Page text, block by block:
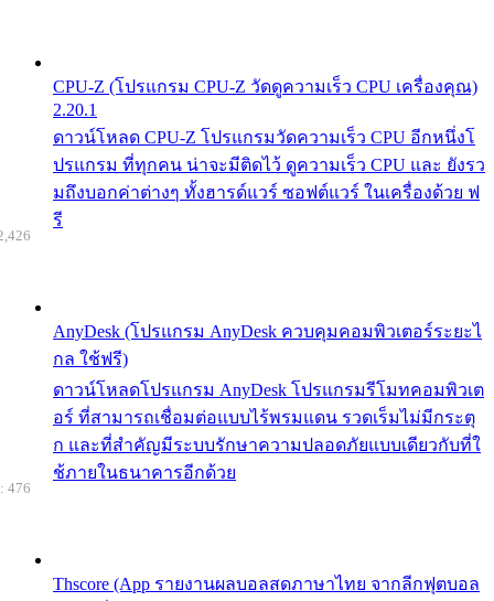
CPU-Z (โปรแกรม CPU-Z วัดดูความเร็ว CPU เครื่องคุณ)
2.20.1
ดาวน์โหลด CPU-Z โปรแกรมวัดความเร็ว CPU อีกหนึ่งโ
ปรแกรม ที่ทุกคน น่าจะมีติดไว้ ดูความเร็ว CPU และ ยังรว
มถึงบอกค่าต่างๆ ทั้งฮารด์แวร์ ซอฟต์แวร์ ในเครื่องด้วย ฟ
รี
AnyDesk (โปรแกรม AnyDesk ควบคุมคอมพิวเตอร์ระยะไ
กล ใช้ฟรี)
ดาวน์โหลดโปรแกรม AnyDesk โปรแกรมรีโมทคอมพิวเต
อร์ ที่สามารถเชื่อมต่อแบบไร้พรมแดน รวดเร็มไม่มีกระตุ
ก และที่สำคัญมีระบบรักษาความปลอดภัยแบบเดียวกับที่ใ
ช้ภายในธนาคารอีกด้วย
Thscore (App รายงานผลบอลสดภาษาไทย จากลีกฟุตบอล
476